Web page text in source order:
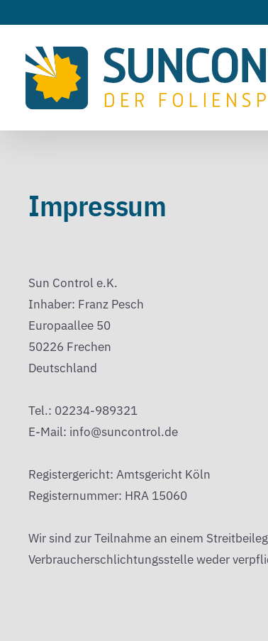
springen
Impressum
Sun Control e.K.
Inhaber: Franz Pesch
Europaallee 50
50226 Frechen
Deutschland
Tel.: 02234-989321
E-Mail: info@suncontrol.de
Registergericht: Amtsgericht Köln
Registernummer: HRA 15060
Wir sind zur Teilnahme an einem
Verbraucherschlichtungsstelle weder